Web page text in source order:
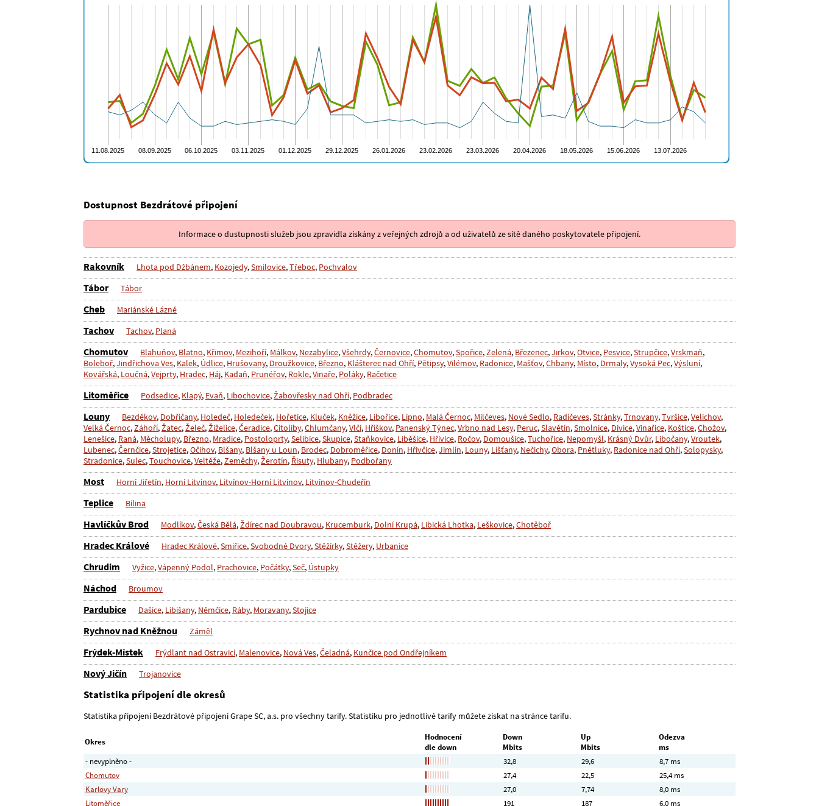
Dostupnost Bezdrátové připojení
Informace o dustupnosti služeb jsou zpravidla získány z veřejných zdrojů a od uživatelů ze sítě daného poskytovatele připojení.
Rakovník Lhota pod Džbánem, Kozojedy,Smilovice,Třeboc, Pochvalov
Tábor Tábor
Cheb Mariánské Lázně
Tachov Tachov, Planá
Chomutov Blahuňov, Blatno, Křimov, Mezihoří, Málkov, Nezabylice,Všehrdy,Černovice,Chomutov,Spořice,Zelená, Březenec,Jirkov,Otvice, Pesvice,Strupčice,Vrskmaň,
Boleboř,Jindřichova Ves, Kalek, Údlice, Hrušovany, Droužkovice, Březno, Klášterec nad Ohří, Pětipsy,Vilémov, Radonice, Mašťov,Chbany, Místo, Drmaly,Vysoká Pec,Výsluní,
Kovářská, Loučná,Vejprty, Hradec, Háj, Kadaň, Prunéřov, Rokle,Vinaře, Poláky, Račetice
Litoměřice Podsedice, Klapý, Evaň, Libochovice,Žabovřesky nad Ohří, Podbradec
Louny Bezděkov, Dobříčany, Holedeč, Holedeček, Hořetice, Kluček, Kněžice, Libořice, Lipno, Malá Černoc, Milčeves, Nové Sedlo, Radíčeves,Stránky,Trnovany,Tvršice,Velichov,
Velká Černoc,Záhoří,Žatec,Želeč,Žiželice,Čeradice,Cítoliby,Chlumčany,Vlčí, Hříškov, Panenský Týnec,Vrbno nad Lesy, Peruc,Slavětín,Smolnice, Divice,Vinařice, Koštice,Chožov,
Lenešice, Raná, Měcholupy, Březno, Mradice, Postoloprty,Selibice,Skupice,Staňkovice, Liběšice, Hřivice, Ročov, Domoušice,Tuchořice, Nepomyšl, Krásný Dvůr, Libočany,Vroutek,
Lubenec,Černčice,Strojetice,Očihov, Blšany, Blšany u Loun, Brodec, Dobroměřice, Donín, Hřivčice,Jimlín, Louny, Líšťany, Nečichy,Obora, Pnětluky, Radonice nad Ohří,Solopysky,
Stradonice,Sulec,Touchovice,Veltěže,Zeměchy,Žerotín, Řisuty, Hlubany, Podbořany
Most Horní Jiřetín, Horní Litvínov, Litvínov-Horní Litvínov, Litvínov-Chudeřín
Teplice Bílina
Havlíčkův Brod Modlíkov,Česká Bělá,Ždírec nad Doubravou, Krucemburk, Dolní Krupá, Libická Lhotka, Leškovice,Chotěboř
Hradec Králové Hradec Králové,Smiřice,Svobodné Dvory,Stěžírky,Stěžery, Urbanice
Chrudim Vyžice,Vápenný Podol, Prachovice, Počátky,Seč, Ústupky
Náchod Broumov
Pardubice Dašice, Libišany, Němčice, Ráby, Moravany,Stojice
Rychnov nad Kněžnou Záměl
Frýdek-Místek Frýdlant nad Ostravicí, Malenovice, Nová Ves,Čeladná, Kunčice pod Ondřejníkem
Nový Jičín Trojanovice
Statistika připojení dle okresů
Statistika připojení Bezdrátové připojení Grape SC, a.s. pro všechny tarify. Statistiku pro jednotlivé tarify můžete získat na stránce tarifu.
Okres
Hodnocení
dle down
Down
Mbits
Up
Mbits
Odezva
ms
- nevyplněno -
32,8 29,6
8,7 ms
Chomutov
27,4 22,5
25,4 ms
Karlovy Vary
27,0 7,74
8,0 ms
Litoměřice
191 187 6,0 ms